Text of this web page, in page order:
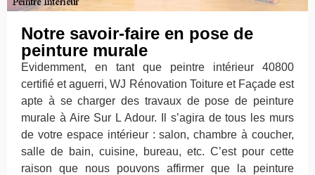
Notre savoir-faire en pose de
peinture murale
Evidemment, en tant que peintre intérieur 40800
certifié et aguerri, WJ Rénovation Toiture et Façade est
apte à se charger des travaux de pose de peinture
murale à Aire Sur L Adour. Il s’agira de tous les murs
de votre espace intérieur : salon, chambre à coucher,
salle de bain, cuisine, bureau, etc. C’est pour cette
raison que nous pouvons affirmer que la peinture